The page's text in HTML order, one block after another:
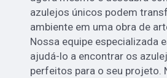
azulejos únicos podem
ambiente em uma obra de
Nossa equipe especializada
ajudá-lo a encontrar os
perfeitos para o seu projeto.